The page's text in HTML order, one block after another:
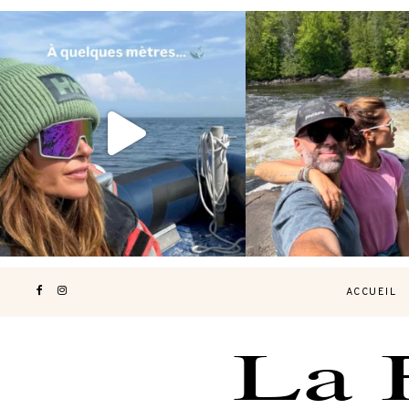
Voir une baleine en photo, c’est
impressionnant 🐋...
203
Les Laurentides, le
nature.
...
313 47
ACCUEIL